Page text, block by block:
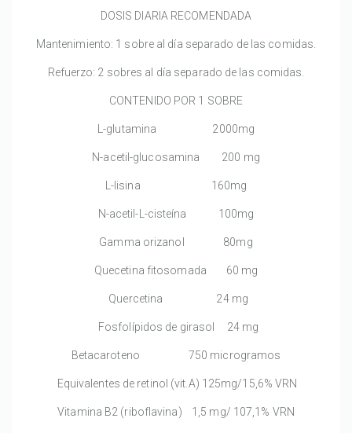
DOSIS DIARIA RECOMENDADA
Mantenimiento: 1 sobre al día separado de las comidas.
Refuerzo: 2 sobres al día separado de las comidas.
CONTENIDO POR 1 SOBRE
L-glutamina 2000mg
N-acetil-glucosamina 200 mg
L-lisina 160mg
N-acetil-L-cisteína 100mg
Gamma orizanol 80mg
Quecetina fitosomada 60 mg
Quercetina 24 mg
Fosfolípidos de girasol 24 mg
Betacaroteno 750 microgramos
Equivalentes de retinol (vit.A) 125mg/15,6% VRN
Vitamina B2 (riboflavina) 1,5 mg/ 107,1% VRN